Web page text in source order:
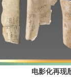
电影化再现